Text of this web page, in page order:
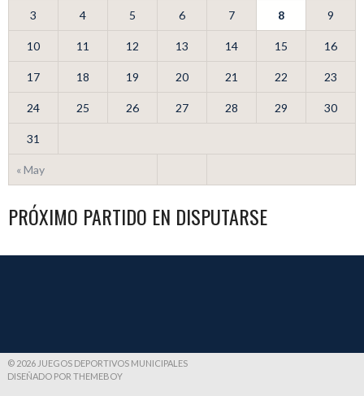
« May
3 4 5 6 7 8 9
10 11 12 13 14 15 16
17 18 19 20 21 22 23
24 25 26 27 28 29 30
31
PRÓXIMO PARTIDO EN DISPUTARSE
© 2026 JUEGOS DEPORTIVOS MUNICIPALES
DISEÑADO POR THEMEBOY